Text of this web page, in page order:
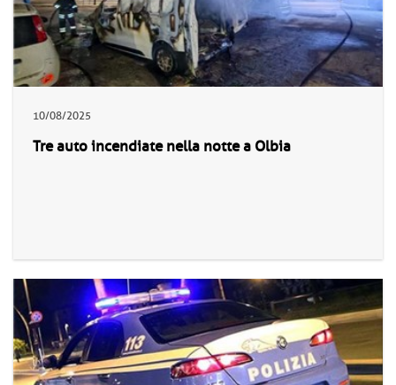
10/08/2025
Tre auto incendiate nella notte a Olbia